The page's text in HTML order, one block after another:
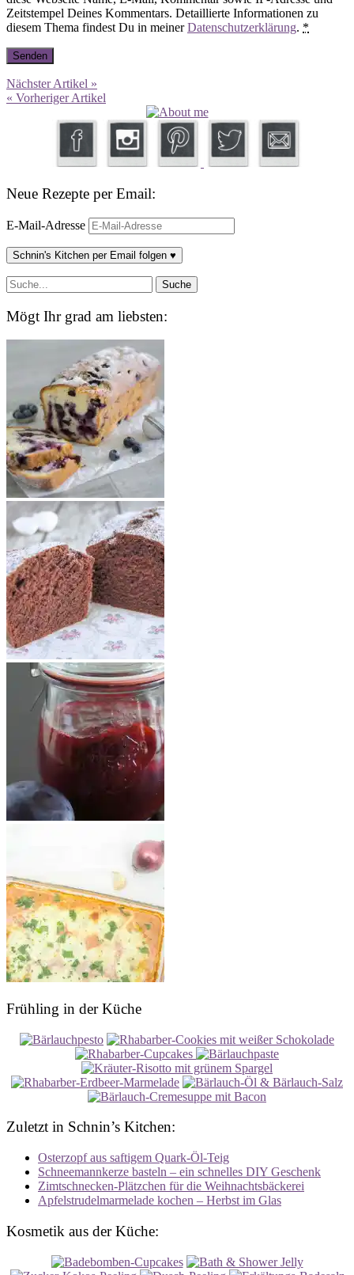
Zeitstempel Deines Kommentars. Detaillierte Informationen zu
diesem Thema findest Du in meinerDatenschutzerklärung. *
Nächster Artikel »
« Vorheriger Artikel
Neue Rezepte per Email:
E-Mail-Adresse
Schnin's Kitchen per Email folgen ♥
Mögt Ihr grad am liebsten:
Frühling in der Küche
Zuletzt in Schnin’s Kitchen:
Osterzopf aus saftigem Quark-Öl-Teig
Schneemannkerze basteln – ein schnelles DIY Geschenk
Zimtschnecken-Plätzchen für die Weihnachtsbäckerei
Apfelstrudelmarmelade kochen – Herbst im Glas
Kosmetik aus der Küche: